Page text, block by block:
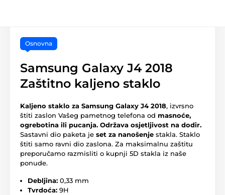
Osnovna
Samsung Galaxy J4 2018
Zaštitno kaljeno staklo
Kaljeno staklo za Samsung Galaxy J4 2018, izvrsno
štiti zaslon Vašeg pametnog telefona od masnoće,
ogrebotina ili pucanja. Održava osjetljivost na dodir.
Sastavni dio paketa je set za nanošenje stakla. Staklo
štiti samo ravni dio zaslona. Za maksimalnu zaštitu
preporučamo razmisliti o kupnji 5D stakla iz naše
ponude.
Debljina: 0,33 mm
Tvrdoća: 9H